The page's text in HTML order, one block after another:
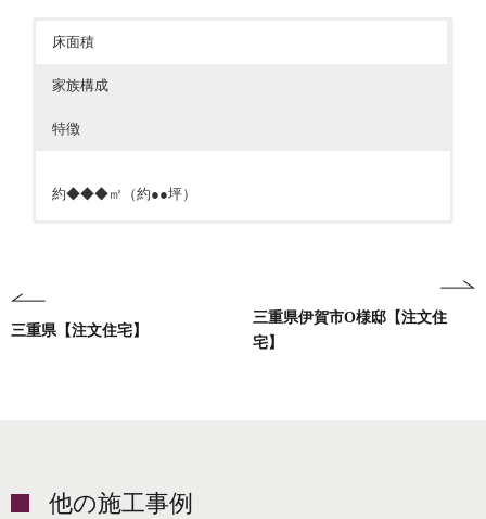
床面積
家族構成
特徴
約◆◆◆㎡（約●●坪）
三重県【注文住宅】
三重県伊賀市O様邸【注文住
宅】
他の施工事例